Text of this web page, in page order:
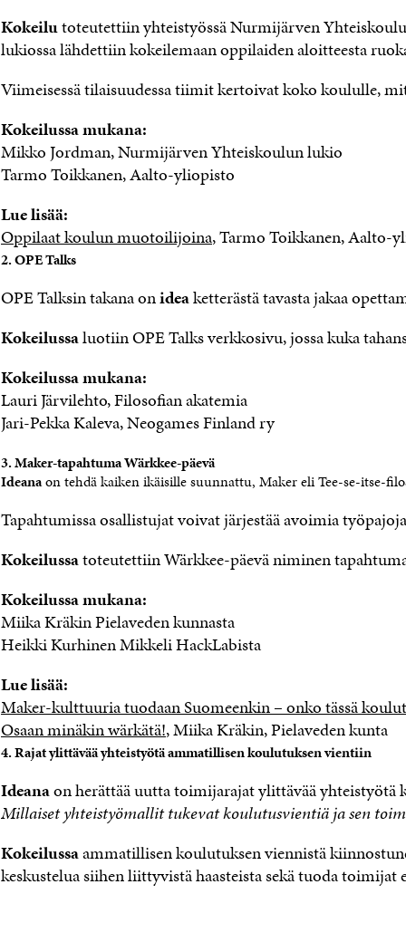
Kokeilutoteutettiin yhteistyössä Nurmijärven
lukiossa lähdettiin kokeilemaan oppilaiden aloitteesta
Viimeisessä tilaisuudessa tiimit kertoivat koko koululle,
Kokeilussa mukana:
Mikko Jordman, Nurmijärven Yhteiskoulun lukio
Tarmo Toikkanen, Aalto-yliopisto
Lue lisää:
Oppilaat koulun muotoilijoina, Tarmo Toikkanen, Aalto-
2. OPE Talks
OPE Talksin takana onideaketterästä tavasta jakaa
Kokeilussaluotiin OPE Talks verkkosivu, jossa kuka
Kokeilussa mukana:
Lauri Järvilehto, Filosofian akatemia
Jari-Pekka Kaleva, Neogames Finland ry
3. Maker-tapahtuma Wärkkee-päevä
Ideanaon tehdä kaiken ikäisille suunnattu, Maker eli Tee-se-itse-
Tapahtumissa osallistujat voivat järjestää avoimia
Kokeilussatoteutettiin Wärkkee-päevä niminen
Kokeilussa mukana:
Miika Kräkin Pielaveden kunnasta
Heikki Kurhinen Mikkeli HackLabista
Lue lisää:
Maker-kulttuuria tuodaan Suomeenkin – onko tässä
Osaan minäkin wärkätä!, Miika Kräkin, Pielaveden kunta
4. Rajat ylittävää yhteistyötä ammatillisen koulutuksen vientiin
Ideanaon herättää uutta toimijarajat ylittävää
Millaiset yhteistyömallit tukevat koulutusvientiä ja sen
Kokeilussaammatillisen koulutuksen viennistä
keskustelua siihen liittyvistä haasteista sekä tuoda toimijat